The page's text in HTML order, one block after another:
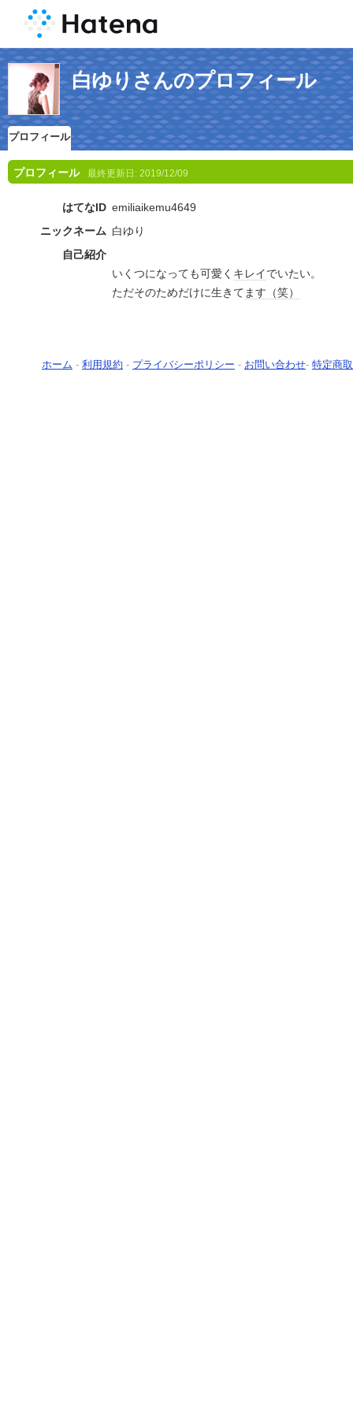
白ゆりさんのプロフィール
プロフィール
プロフィール 最終更新日: 2019/12/09
はてなID emiliaikemu4649
ニックネーム 白ゆり
自己紹介
いくつになっても可愛く キレイでいたい。
ただそのためだけに生きてます （笑）
ホーム - 利用規約 - プライバシーポリシー - お問い合わせ- 特定商